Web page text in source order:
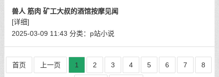
兽人 筋肉 矿工大叔的酒馆按摩见闻
[详细]
2025-03-09 11:43 分类： p站小说
首页 上一页 1 2 3 4 5 6 7 8